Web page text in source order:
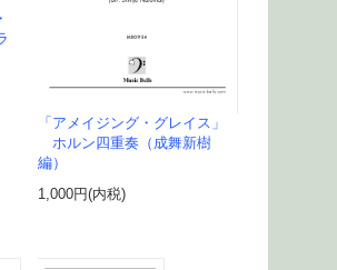
「アメイジング・グレイス」
ホルン四重奏（成舞新樹
編）
1,000円(内税)